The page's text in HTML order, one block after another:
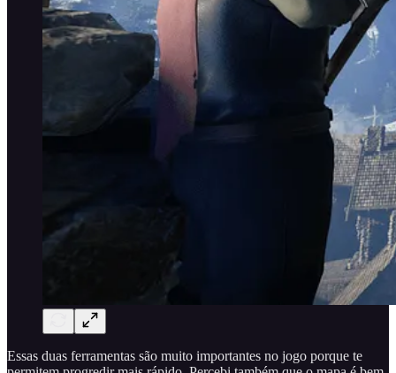
Essas duas ferramentas são muito importantes no jogo porque te